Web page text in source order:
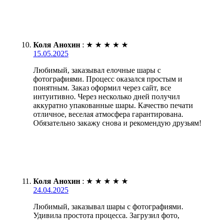
Коля Анохин : ★ ★ ★ ★ ★
15.05.2025
Любимый, заказывал елочные шары с
фотографиями. Процесс оказался простым и
понятным. Заказ оформил через сайт, все
интуитивно. Через несколько дней получил
аккуратно упакованные шары. Качество печати
отличное, веселая атмосфера гарантирована.
Обязательно закажу снова и рекомендую друзьям!
Коля Анохин : ★ ★ ★ ★ ★
24.04.2025
Любимый, заказывал шары с фотографиями.
Удивила простота процесса. Загрузил фото,